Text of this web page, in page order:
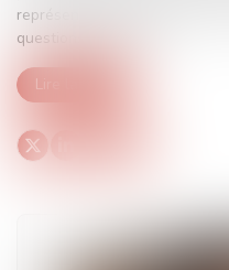
représentants du personnel
questions-réponses...
Lire la suite